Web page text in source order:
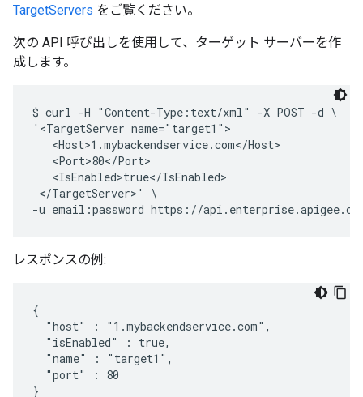
TargetServers をご覧ください。
次の API 呼び出しを使用して、ターゲット サーバーを作
成します。
$ curl -H "Content-Type:text/xml" -X POST -d \
'<TargetServer name="target1">
   <Host>1.mybackendservice.com</Host>
   <Port>80</Port>
   <IsEnabled>true</IsEnabled>
</TargetServer>' \
レスポンスの例:
{
  "host" : "1.mybackendservice.com",
  "isEnabled" : true,
  "name" : "target1",
  "port" : 80
}